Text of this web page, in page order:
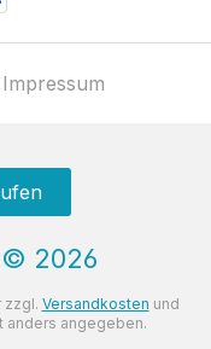
Impressum
© 2026
zzgl. Versandkosten und
anders angegeben.